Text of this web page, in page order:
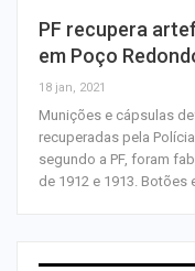
PF recupera
em Poço
18 jan, 2021
Munições e cápsulas
recuperadas pela
segundo a PF, foram
de 1912 e 1913. Botões